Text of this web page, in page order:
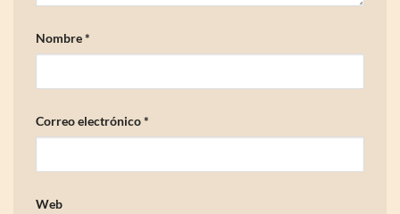
Nombre*
Correo electrónico*
Web